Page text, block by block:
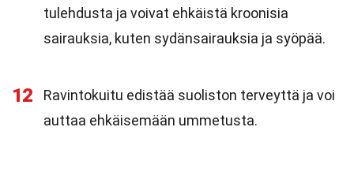
tulehdusta ja voivat ehkäistä kroonisia
sairauksia, kuten sydänsairauksia ja syöpää.
12
Ravintokuitu edistää suoliston terveyttä ja voi
auttaa ehkäisemään ummetusta.